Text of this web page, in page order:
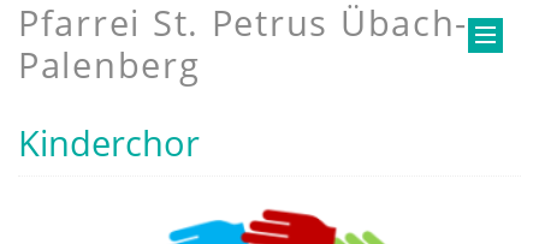
Pfarrei St. Petrus Übach-
Palenberg
Kinderchor